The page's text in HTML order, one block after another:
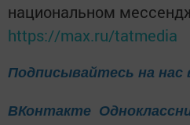
национальном
https://max.ru/tatmedia
Подписывайтесь на нас
ВКонтакте